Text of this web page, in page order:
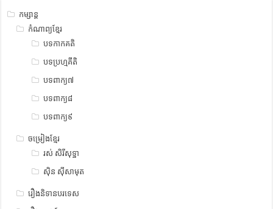
កម្សាន្ត
កំណាព្យខ្មែរ
បទកាកគតិ
បទប្រហ្មគីតិ
បទពាក្យ៧
បទពាក្យ៨
បទពាក្យ៩
ចម្រៀងខ្មែរ
រស់ សិរីសុទ្ឋា
ស៊ិន ស៊ីសាមុត
រឿងនិទានបរទេស